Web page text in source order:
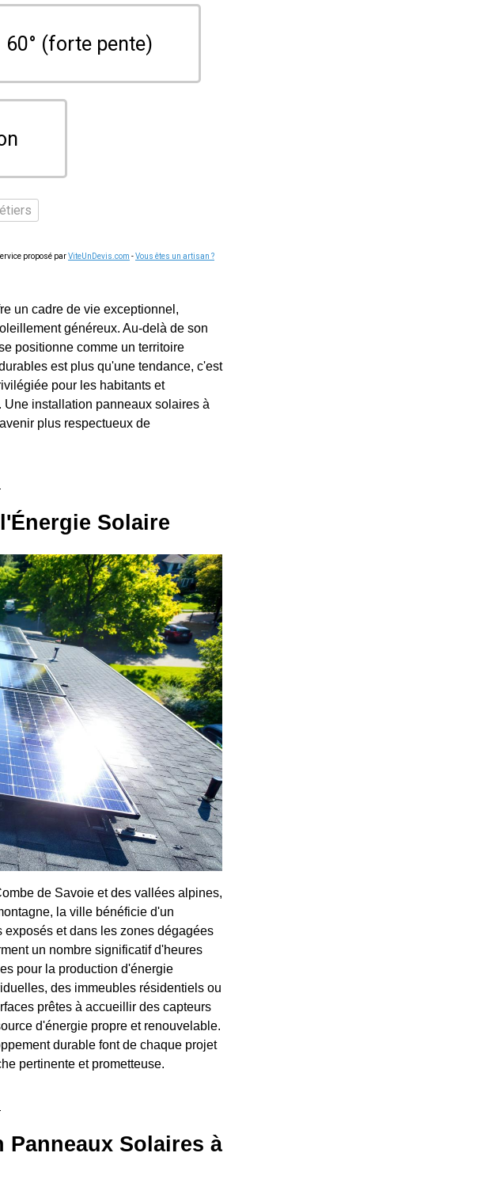
60° (forte pente)
proposé parViteUnDevis.com -Vous êtes un artisan ?
un cadre de vie exceptionnel,
généreux. Au-delà de son
positionne comme un territoire
est plus qu'une tendance, c'est
pour les habitants et
installation panneaux solaires à
plus respectueux de
Solaire
de Savoie et des vallées alpines,
la ville bénéficie d'un
et dans les zones dégagées
un nombre significatif d'heures
pour la production d'énergie
des immeubles résidentiels ou
prêtes à accueillir des capteurs
d'énergie propre et renouvelable.
durable font de chaque projet
pertinente et prometteuse.
Solaires à